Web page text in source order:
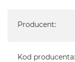
Producent:
Kod producenta: